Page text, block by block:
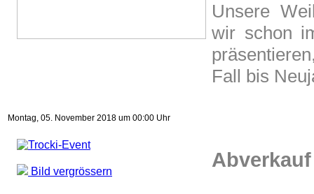
Unsere
wir schon
Fall bis
Montag, 05. November 2018 um 00:00 Uhr
Bild vergrössern
Abverkauf